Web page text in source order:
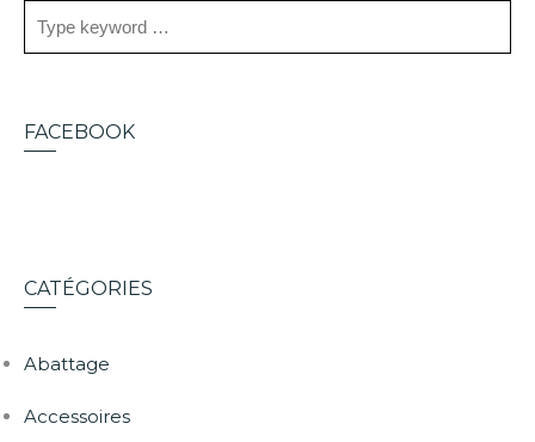
FACEBOOK
CATÉGORIES
Abattage
Accessoires